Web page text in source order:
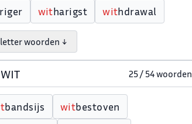
witharigst withdrawal
woorden ↓
25 / 54 woorden
tbandsijs witbestoven